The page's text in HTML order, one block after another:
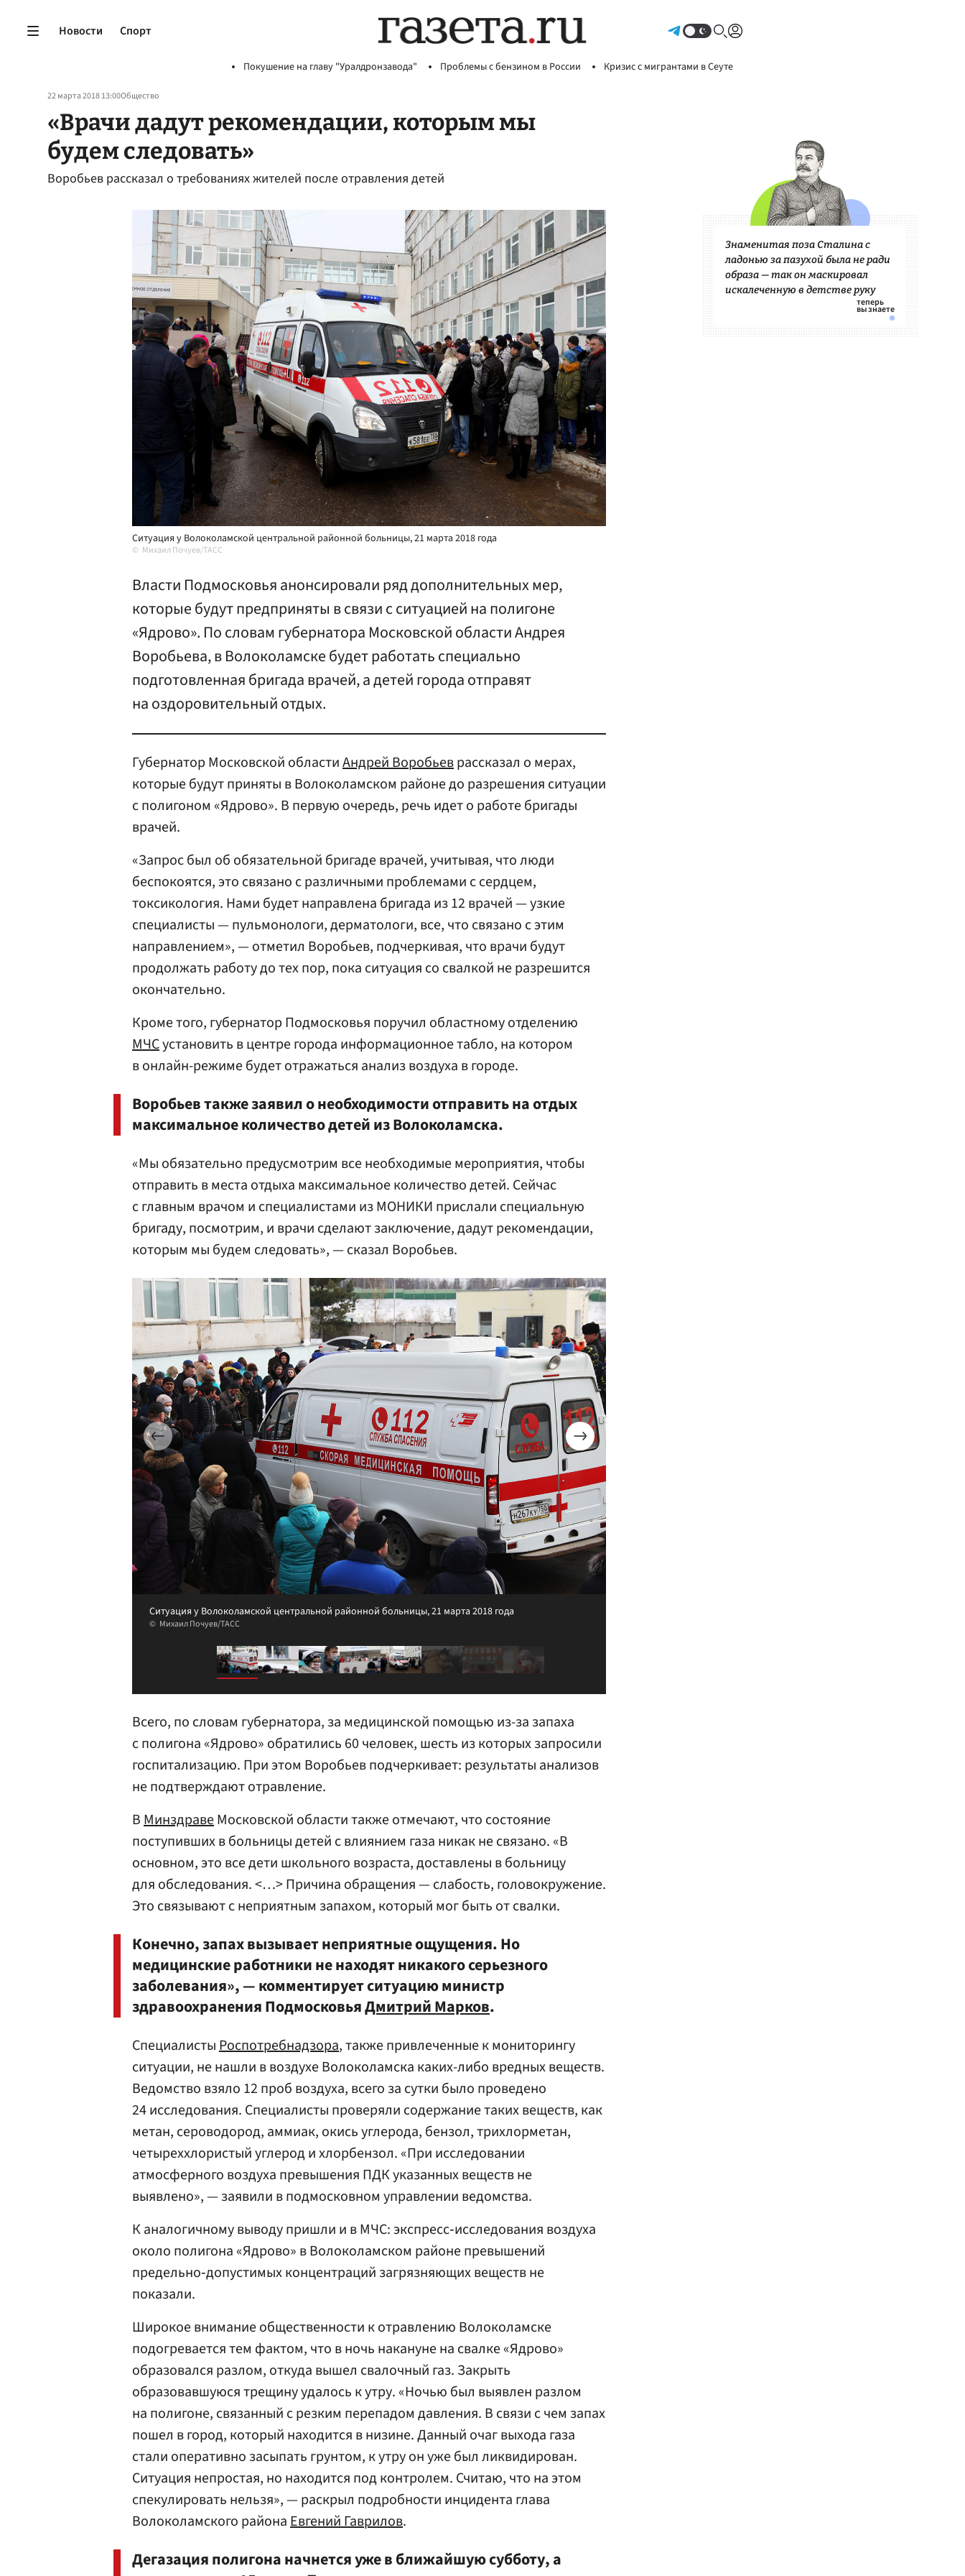
Новости Спорт
Покушение на главу "Уралдронзавода" Проблемы с бензином в России Кризис с мигрантами в Сеуте
22 марта 2018 13:00Общество
«Врачи дадут рекомендации, которым мы
будем следовать»
Воробьев рассказал о требованиях жителей после отравления детей
Ситуация у Волоколамской центральной районной больницы, 21 марта 2018 года
Михаил Почуев/ТАСС
Власти Подмосковья анонсировали ряд дополнительных мер,
которые будут предприняты в связи с ситуацией на полигоне
«Ядрово». По словам губернатора Московской области Андрея
Воробьева, в Волоколамске будет работать специально
подготовленная бригада врачей, а детей города отправят
на оздоровительный отдых.
Губернатор Московской областиАндрей Воробьеврассказал о мерах,
которые будут приняты в Волоколамском районе до разрешения ситуации
с полигоном «Ядрово». В первую очередь, речь идет о работе бригады
врачей.
«Запрос был об обязательной бригаде врачей, учитывая, что люди
беспокоятся, это связано с различными проблемами с сердцем,
токсикология. Нами будет направлена бригада из 12 врачей — узкие
специалисты — пульмонологи, дерматологи, все, что связано с этим
направлением», — отметил Воробьев, подчеркивая, что врачи будут
продолжать работу до тех пор, пока ситуация со свалкой не разрешится
окончательно.
Кроме того, губернатор Подмосковья поручил областному отделению
МЧСустановить в центре города информационное табло, на котором
в онлайн-режиме будет отражаться анализ воздуха в городе.
Воробьев также заявил о необходимости отправить на отдых
максимальное количество детей из Волоколамска.
«Мы обязательно предусмотрим все необходимые мероприятия, чтобы
отправить в места отдыха максимальное количество детей. Сейчас
с главным врачом и специалистами из МОНИКИ прислали специальную
бригаду, посмотрим, и врачи сделают заключение, дадут рекомендации,
которым мы будем следовать», — сказал Воробьев.
Ситуация у Волоколамской центральной районной больницы, 21 марта 2018 года
Михаил Почуев/ТАСС
Всего, по словам губернатора, за медицинской помощью из-за запаха
с полигона «Ядрово» обратились 60 человек, шесть из которых запросили
госпитализацию. При этом Воробьев подчеркивает: результаты анализов
не подтверждают отравление.
ВМинздравеМосковской области также отмечают, что состояние
поступивших в больницы детей с влиянием газа никак не связано. «В
основном, это все дети школьного возраста, доставлены в больницу
для обследования. <…> Причина обращения — слабость, головокружение.
Это связывают с неприятным запахом, который мог быть от свалки.
Конечно, запах вызывает неприятные ощущения. Но
медицинские работники не находят никакого серьезного
заболевания», — комментирует ситуацию министр
здравоохранения ПодмосковьяДмитрий Марков.
СпециалистыРоспотребнадзора, также привлеченные к мониторингу
ситуации, не нашли в воздухе Волоколамска каких-либо вредных веществ.
Ведомство взяло 12 проб воздуха, всего за сутки было проведено
24 исследования. Специалисты проверяли содержание таких веществ, как
метан, сероводород, аммиак, окись углерода, бензол, трихлорметан,
четыреххлористый углерод и хлорбензол. «При исследовании
атмосферного воздуха превышения ПДК указанных веществ не
выявлено», — заявили в подмосковном управлении ведомства.
К аналогичному выводу пришли и в МЧС: экспресс‐исследования воздуха
около полигона «Ядрово» в Волоколамском районе превышений
предельно‐допустимых концентраций загрязняющих веществ не
показали.
Широкое внимание общественности к отравлению Волоколамске
подогревается тем фактом, что в ночь накануне на свалке «Ядрово»
образовался разлом, откуда вышел свалочный газ. Закрыть
образовавшуюся трещину удалось к утру. «Ночью был выявлен разлом
на полигоне, связанный с резким перепадом давления. В связи с чем запах
пошел в город, который находится в низине. Данный очаг выхода газа
стали оперативно засыпать грунтом, к утру он уже был ликвидирован.
Ситуация непростая, но находится под контролем. Считаю, что на этом
спекулировать нельзя», — раскрыл подробности инцидента глава
Волоколамского районаЕвгений Гаврилов.
Дегазация полигона начнется уже в ближайшую субботу, а
Знаменитая поза Сталина с
ладонью за пазухой была не ради
образа — так он маскировал
искалеченную в детстве руку